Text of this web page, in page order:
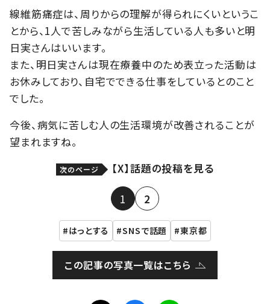
線維筋痛症は、周りからの理解が得られにくいというこ
とから、1人で苦しみながら生活している人も多いと明
日実さんはいいます。
また、明日実さんは現在療養中のため表立った活動は
お休みしており、自宅でできる仕事をしているとのこと
でした。
今後、病気に苦しむ人の生活環境が改善されることが
望まれますね。
次のページ 【X】話題の投稿を見る
1 2
はっとする SNSで話題 東京都
この記事の写真一覧はこちら